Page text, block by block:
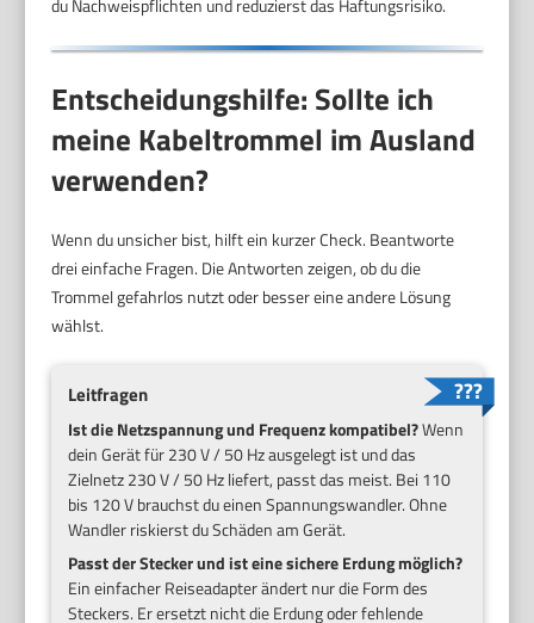
du Nachweispflichten und reduzierst das Haftungsrisiko.
Entscheidungshilfe: Sollte ich
meine Kabeltrommel im Ausland
verwenden?
Wenn du unsicher bist, hilft ein kurzer Check. Beantworte
drei einfache Fragen. Die Antworten zeigen, ob du die
Trommel gefahrlos nutzt oder besser eine andere Lösung
wählst.
Leitfragen
Ist die Netzspannung und Frequenz kompatibel?Wenn
dein Gerät für 230 V / 50 Hz ausgelegt ist und das
Zielnetz 230 V / 50 Hz liefert, passt das meist. Bei 110
bis 120 V brauchst du einen Spannungswandler. Ohne
Wandler riskierst du Schäden am Gerät.
Passt der Stecker und ist eine sichere Erdung möglich?
Ein einfacher Reiseadapter ändert nur die Form des
Steckers. Er ersetzt nicht die Erdung oder fehlende